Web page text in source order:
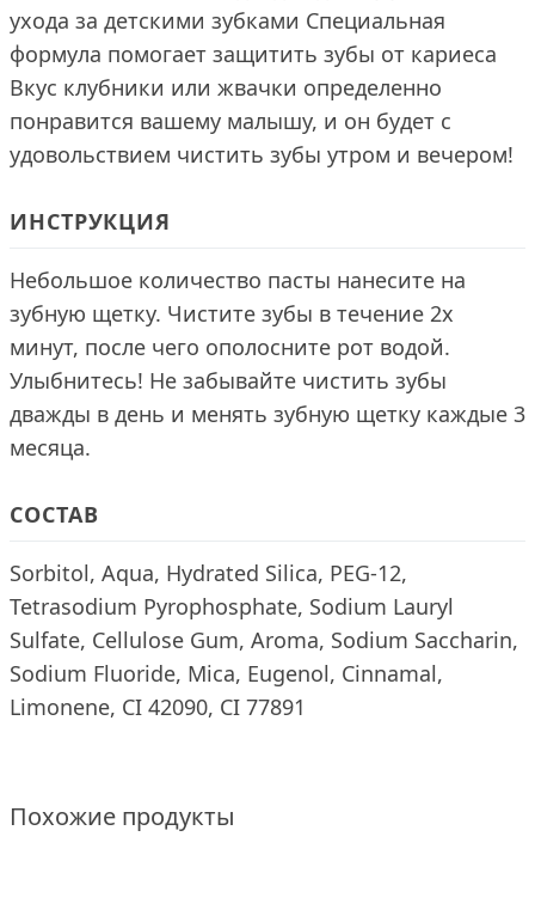
ухода за детскими зубками Специальная
формула помогает защитить зубы от кариеса
Вкус клубники или жвачки определенно
понравится вашему малышу, и он будет с
удовольствием чистить зубы утром и вечером!
ИНСТРУКЦИЯ
Небольшое количество пасты нанесите на
зубную щетку. Чистите зубы в течение 2х
минут, после чего ополосните рот водой.
Улыбнитесь! Не забывайте чистить зубы
дважды в день и менять зубную щетку каждые 3
месяца.
СОСТАВ
Sorbitol, Aqua, Hydrated Silica, PEG-12,
Tetrasodium Pyrophosphate, Sodium Lauryl
Sulfate, Cellulose Gum, Aroma, Sodium Saccharin,
Sodium Fluoride, Mica, Eugenol, Cinnamal,
Limonene, CI 42090, CI 77891
Похожие продукты